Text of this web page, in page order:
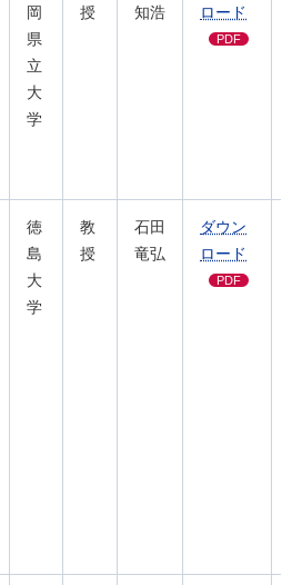
岡
県
立
大
学
授
知浩
ロード
PDF
徳
島
大
学
教
授
石田
竜弘
ダウン
ロード
PDF